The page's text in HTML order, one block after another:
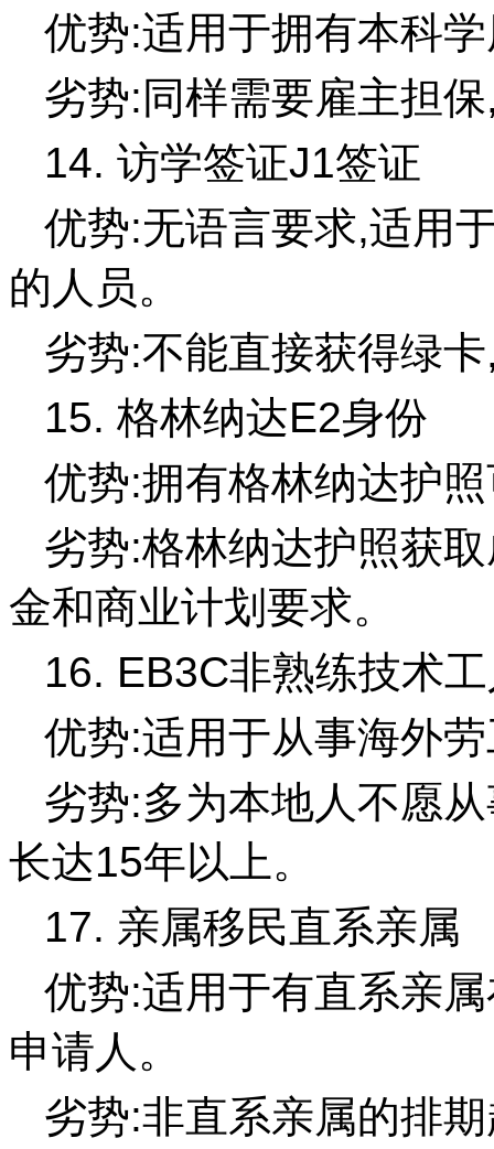
优势:适用于拥有本科
劣势:同样需要雇主担
14. 访学签证J1签证
优势:无语言要求,适用
的人员。
劣势:不能直接获得绿
15. 格林纳达E2身份
优势:拥有格林纳达护
劣势:格林纳达护照获
金和商业计划要求。
16. EB3C非熟练技术
优势:适用于从事海外
劣势:多为本地人不愿
长达15年以上。
17. 亲属移民直系亲属
优势:适用于有直系亲
申请人。
劣势:非直系亲属的排